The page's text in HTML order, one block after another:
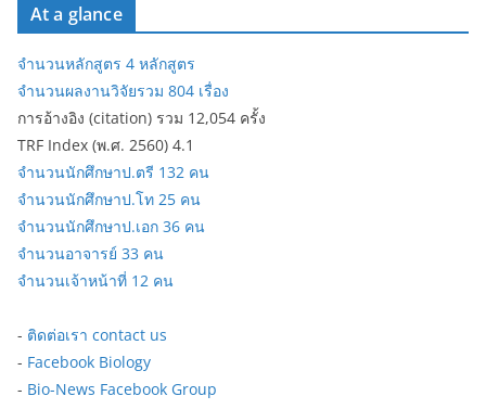
At a glance
จำนวนหลักสูตร 4 หลักสูตร
จำนวนผลงานวิจัยรวม 804 เรื่อง
การอ้างอิง (citation) รวม 12,054 ครั้ง
TRF Index (พ.ศ. 2560) 4.1
จำนวนนักศึกษาป.ตรี 132 คน
จำนวนนักศึกษาป.โท 25 คน
จำนวนนักศึกษาป.เอก 36 คน
จำนวนอาจารย์ 33 คน
จำนวนเจ้าหน้าที่ 12 คน
- ติดต่อเรา contact us
- Facebook Biology
- Bio-News Facebook Group